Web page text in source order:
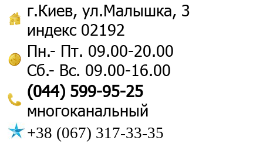
г.Киев, ул.Малышка, 3
индекс 02192
Пн.- Пт. 09.00-20.00
Сб.- Вс. 09.00-16.00
(044) 599-95-25
многоканальный
+38 (067) 317-33-35